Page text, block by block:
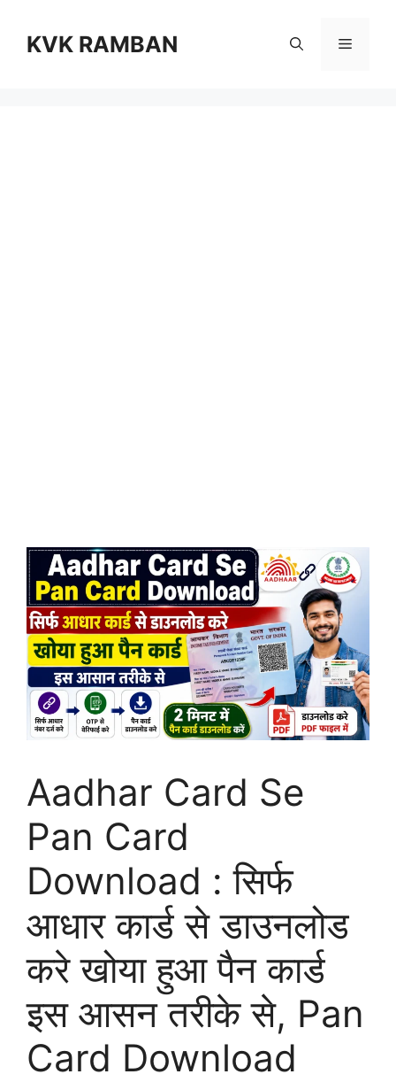
contentKVK RAMBAN Menu
Aadhar Card Se
Pan Card
Download : सिर्फ
आधार कार्ड से डाउनलोड
करे खोया हुआ पैन कार्ड
इस आसन तरीके से, Pan
Card Download